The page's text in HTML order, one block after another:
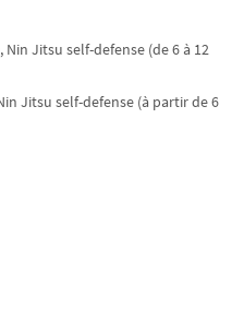
Jitsu self-defense (de 6 à 12
Jitsu self-defense (à partir de 6